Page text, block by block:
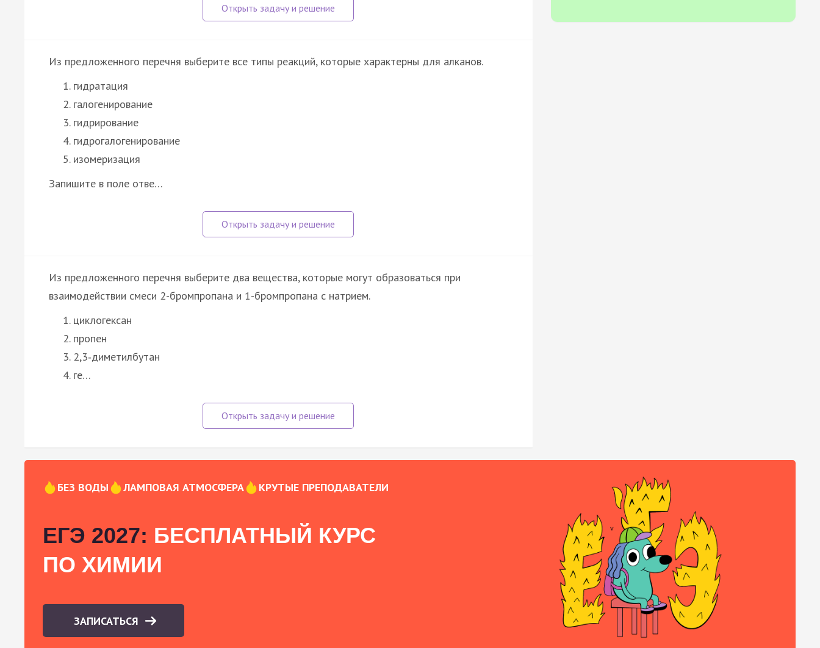
Из предложенного перечня выберите все типы реакций, которые характерны для алканов.
гидратация
галогенирование
гидрирование
гидрогалогенирование
изомеризация
Запишите в поле отве…
Из предложенного перечня выберите два вещества, которые могут образоваться при
взаимодействии смеси 2-бромпропана и 1-бромпропана с натрием.
циклогексан
пропен
2,3‑диметилбутан
ге…
БЕЗ ВОДЫ ЛАМПОВАЯ АТМОСФЕРА КРУТЫЕ ПРЕПОДАВАТЕЛИ
ЕГЭ 2027: БЕСПЛАТНЫЙ КУРС
ПО ХИМИИ
ЗАПИСАТЬСЯ